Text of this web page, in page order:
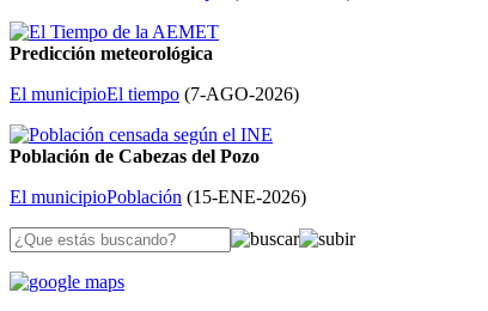
Predicción meteorológica
El municipioEl tiempo (7-AGO-2026)
Población de Cabezas del Pozo
El municipioPoblación (15-ENE-2026)